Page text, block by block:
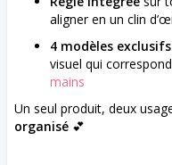
aligner en un clin
4 modèles
visuel qui
mains
Un seul produit, deux
organisé 💕